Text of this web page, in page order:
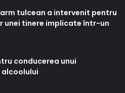
tulcean a intervenit pentru
unei tinere implicate într-un
conducerea unui
alcoolului